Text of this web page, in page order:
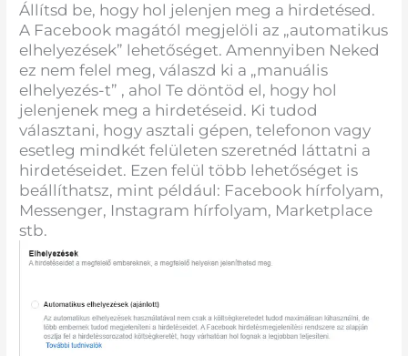
Állítsd be, hogy hol jelenjen meg a hirdetésed.
A Facebook magától megjelöli az „automatikus
elhelyezések” lehetőséget. Amennyiben Neked
ez nem felel meg, válaszd ki a „manuális
elhelyezés-t” , ahol Te döntöd el, hogy hol
jelenjenek meg a hirdetéseid. Ki tudod
választani, hogy asztali gépen, telefonon vagy
esetleg mindkét felületen szeretnéd láttatni a
hirdetéseidet. Ezen felül több lehetőséget is
beállíthatsz, mint például: Facebook hírfolyam,
Messenger, Instagram hírfolyam, Marketplace
stb.